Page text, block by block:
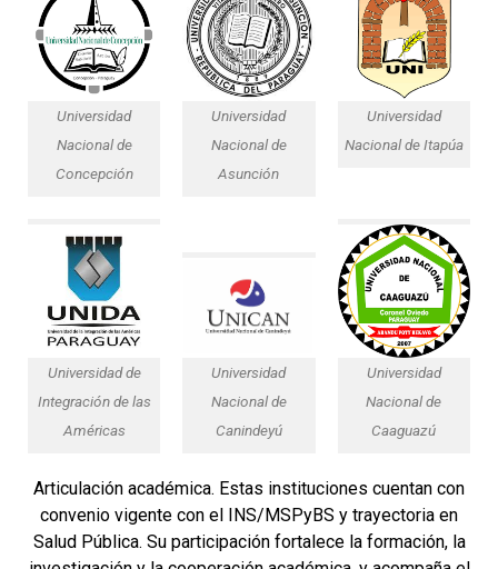
Universidad
Nacional de
Concepción
Universidad
Nacional de
Asunción
Universidad
Nacional de Itapúa
Universidad de
Integración de las
Américas
Universidad
Nacional de
Canindeyú
Universidad
Nacional de
Caaguazú
Articulación académica. Estas instituciones cuentan con
convenio vigente con el INS/MSPyBS y trayectoria en
Salud Pública. Su participación fortalece la formación, la